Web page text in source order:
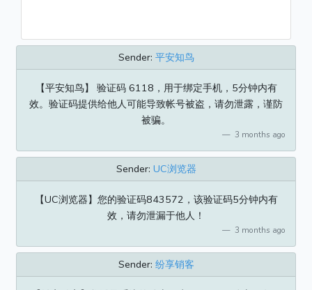
Sender: 平安知鸟
【平安知鸟】 验证码 6118，用于绑定手机，5分钟内有
效。验证码提供给他人可能导致帐号被盗，请勿泄露，谨防
被骗。
3 months ago
Sender: UC浏览器
【UC浏览器】您的验证码843572，该验证码5分钟内有
效，请勿泄漏于他人！
3 months ago
Sender: 纷享销客